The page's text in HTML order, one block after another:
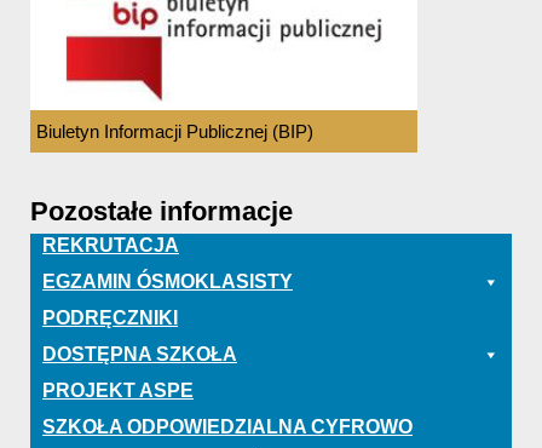
Biuletyn Informacji Publicznej (BIP)
Pozostałe informacje
REKRUTACJA
EGZAMIN ÓSMOKLASISTY
PODRĘCZNIKI
DOSTĘPNA SZKOŁA
PROJEKT ASPE
SZKOŁA ODPOWIEDZIALNA CYFROWO